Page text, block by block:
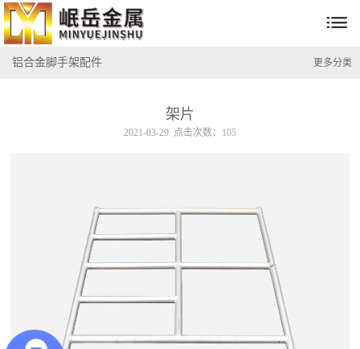

更多分类
铝合金脚手架配件
架片
2021-03-29 点击次数：105